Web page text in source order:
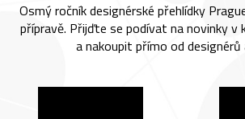
Osmý ročník designérské přehlídky
přípravě. Přijďte se podívat na novinky v
a nakoupit přímo od designérů